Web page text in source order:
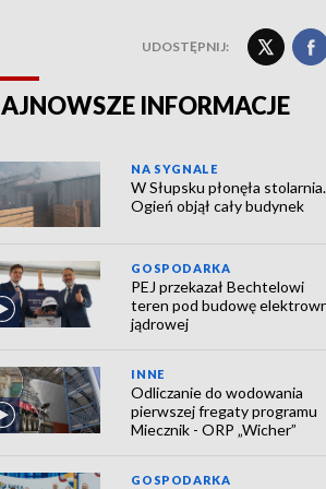
UDOSTĘPNIJ:
INFORMACJE
NA SYGNALE
W Słupsku płonęła stolarnia.
Ogień objął cały budynek
GOSPODARKA
PEJ przekazał Bechtelowi
teren pod budowę
jądrowej
INNE
Odliczanie do wodowania
pierwszej fregaty programu
Miecznik - ORP „Wicher”
GOSPODARKA